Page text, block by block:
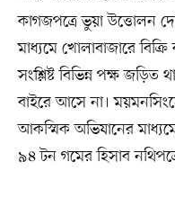
কাগজপত্রে ভুয়া উত্তোলন
মাধ্যমে খোলাবাজারে
সংশ্লিষ্ট বিভিন্ন পক্ষ
বাইরে আসে না।
আকস্মিক অভিযানের
৯৪ টন গমের হিসাব